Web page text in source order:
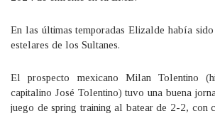
En las últimas temporadas Elizalde había
estelares de los Sultanes.
El prospecto mexicano Milan Tolentino
capitalino José Tolentino) tuvo una buena
juego de spring training al batear de 2-2, con